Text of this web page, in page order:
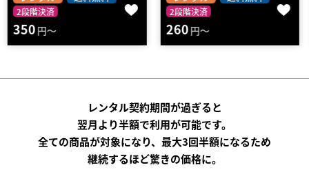
2段階決済
260円～
2段階決済
1360円～
レンタル契約期間が過ぎると
翌月より半額で利用が可能です。
全ての商品が対象になり、最大3回半額になるため
継続するほど驚きの価格に。